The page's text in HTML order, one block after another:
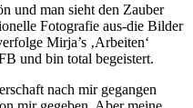
und man sieht den Zauber
Fotografie aus-die Bilder
Mirja’s ‚Arbeiten‘
und bin total begeistert.
nach mir gegangen